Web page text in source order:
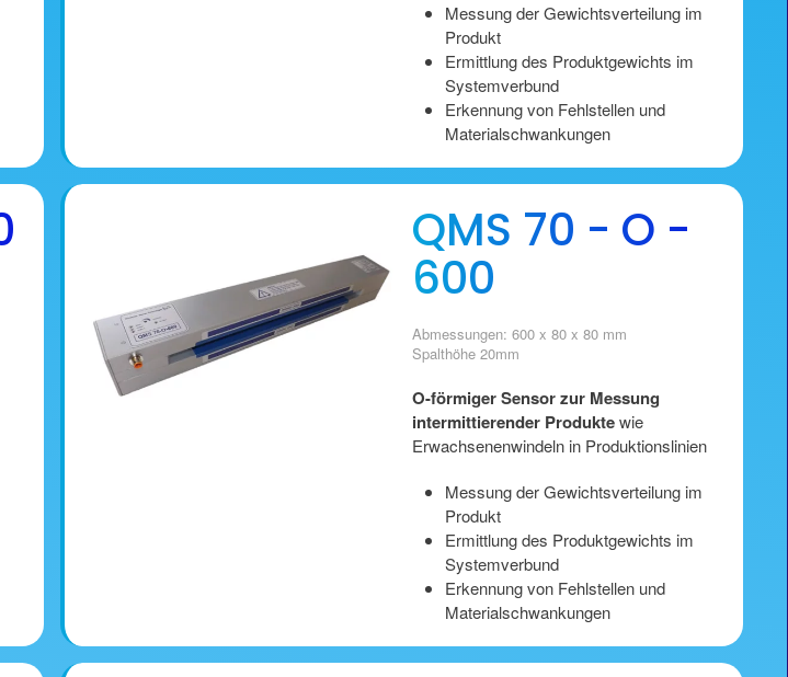
Messung der Gewichtsverteilung im
Produkt
Ermittlung des Produktgewichts im
Systemverbund
Erkennung von Fehlstellen und
Materialschwankungen
QMS 70 - O -
600
Abmessungen: 600 x 80 x 80 mm
Spalthöhe 20mm
O-förmiger Sensor zur Messung
intermittierender Produktewie
Erwachsenenwindeln in Produktionslinien
Messung der Gewichtsverteilung im
Produkt
Ermittlung des Produktgewichts im
Systemverbund
Erkennung von Fehlstellen und
Materialschwankungen